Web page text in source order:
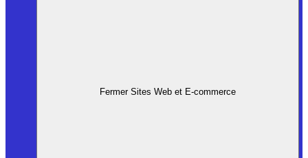
Fermer Sites Web et E-commerce